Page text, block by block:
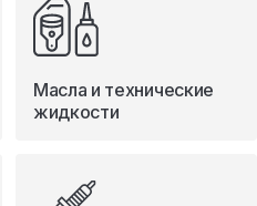
Масла и технические
жидкости